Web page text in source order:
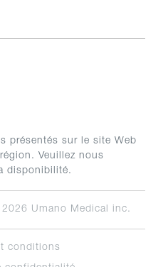
présentés sur le site Web
Veuillez nous
disponibilité.
2026 Umano Medical inc.
conditions